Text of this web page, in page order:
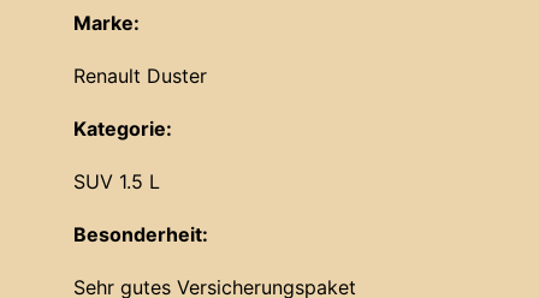
Marke:
Renault Duster
Kategorie:
SUV 1.5 L
Besonderheit:
Sehr gutes Versicherungspaket